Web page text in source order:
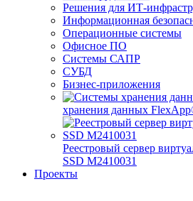
Решения для ИТ-
Информационная
Операционные системы
Офисное ПО
Системы САПР
СУБД
Бизнес-приложения
хранения данных
Реестровый сервер
SSD М2410031
Проекты